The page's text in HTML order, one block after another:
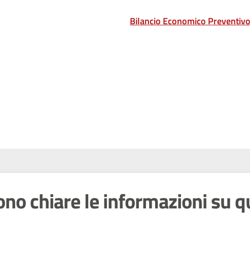
Bilancio Economico
chiare le informazioni su
da 1 a 5 stelle